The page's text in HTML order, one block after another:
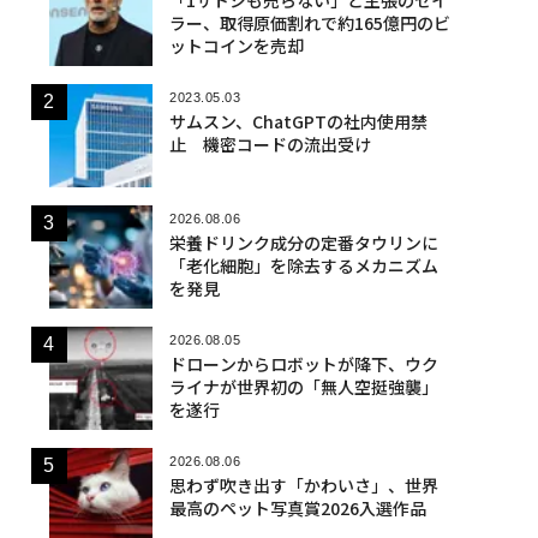
ラー、取得原価割れで約165億円のビ
ットコインを売却
2023.05.03
サムスン、ChatGPTの社内使用禁
止 機密コードの流出受け
2026.08.06
栄養ドリンク成分の定番タウリンに
「老化細胞」を除去するメカニズム
を発見
2026.08.05
ドローンからロボットが降下、ウク
ライナが世界初の「無人空挺強襲」
を遂行
2026.08.06
思わず吹き出す「かわいさ」、世界
最高のペット写真賞2026入選作品